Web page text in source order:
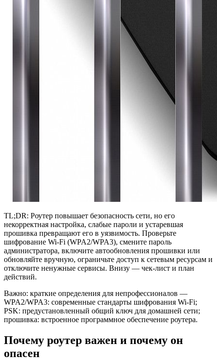
TL;DR: Роутер повышает безопасность сети, но его
некорректная настройка, слабые пароли и устаревшая
прошивка превращают его в уязвимость. Проверьте
шифрование Wi‑Fi (WPA2/WPA3), смените пароль
администратора, включите автообновления прошивки или
обновляйте вручную, ограничьте доступ к сетевым ресурсам и
отключите ненужные сервисы. Внизу — чек-лист и план
действий.
Важно: краткие определения для непрофессионалов —
WPA2/WPA3: современные стандарты шифрования Wi‑Fi;
PSK: предустановленный общий ключ для домашней сети;
прошивка: встроенное программное обеспечение роутера.
Почему роутер важен и почему он
опасен